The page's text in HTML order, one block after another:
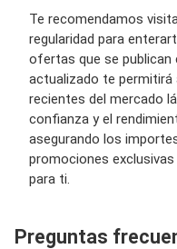
Te recomendamos
regularidad para
ofertas que se
actualizado te permitirá
recientes del mercado
confianza y el
asegurando los
promociones
para ti.
Preguntas